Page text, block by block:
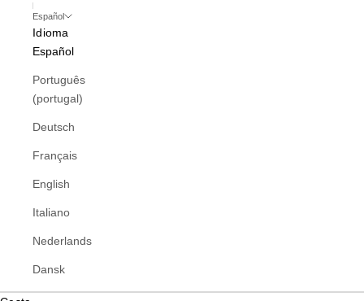
Español
Idioma
Español
Português
(portugal)
Deutsch
Français
English
Italiano
Nederlands
Dansk